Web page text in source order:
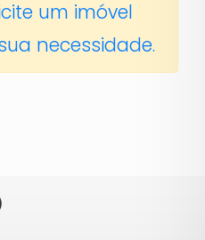
um imóvel
necessidade.